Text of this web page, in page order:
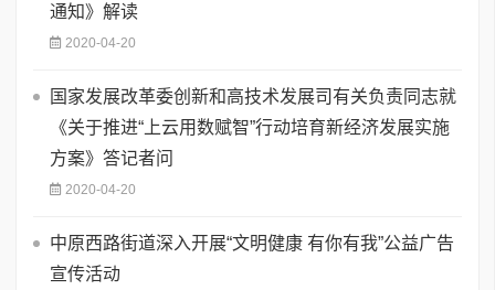
通知》解读
2020-04-20
国家发展改革委创新和高技术发展司有关负责同志就
《关于推进“上云用数赋智”行动培育新经济发展实施
方案》答记者问
2020-04-20
中原西路街道深入开展“文明健康 有你有我”公益广告
宣传活动